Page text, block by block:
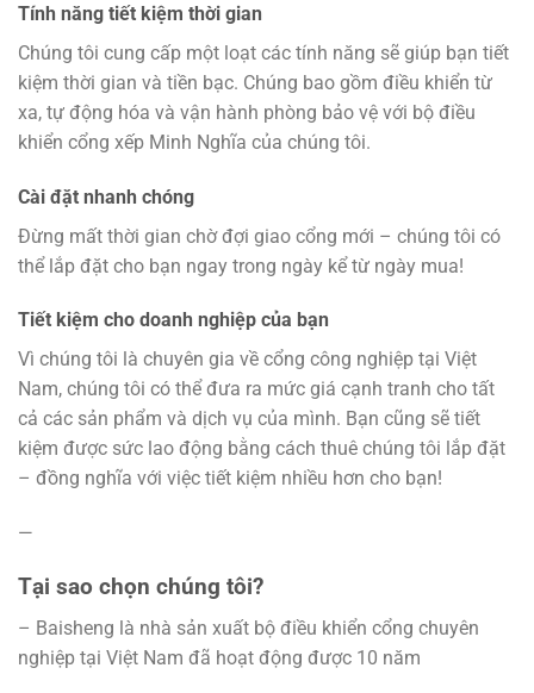
Tính năng tiết kiệm thời gian
Chúng tôi cung cấp một loạt các tính năng sẽ giúp bạn tiết
kiệm thời gian và tiền bạc. Chúng bao gồm điều khiển từ
xa, tự động hóa và vận hành phòng bảo vệ với bộ điều
khiển cổng xếp Minh Nghĩa của chúng tôi.
Cài đặt nhanh chóng
Đừng mất thời gian chờ đợi giao cổng mới – chúng tôi có
thể lắp đặt cho bạn ngay trong ngày kể từ ngày mua!
Tiết kiệm cho doanh nghiệp của bạn
Vì chúng tôi là chuyên gia về cổng công nghiệp tại Việt
Nam, chúng tôi có thể đưa ra mức giá cạnh tranh cho tất
cả các sản phẩm và dịch vụ của mình. Bạn cũng sẽ tiết
kiệm được sức lao động bằng cách thuê chúng tôi lắp đặt
– đồng nghĩa với việc tiết kiệm nhiều hơn cho bạn!
—
Tại sao chọn chúng tôi?
– Baisheng là nhà sản xuất bộ điều khiển cổng chuyên
nghiệp tại Việt Nam đã hoạt động được 10 năm